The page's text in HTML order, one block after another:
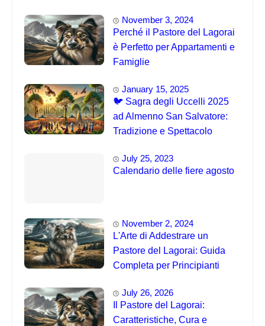
November 3, 2024
Perché il Pastore del Lagorai
è Perfetto per Appartamenti e
Famiglie
January 15, 2025
🐦 Sagra degli Uccelli 2025
ad Almenno San Salvatore:
Tradizione e Spettacolo
July 25, 2023
Calendario delle fiere agosto
November 2, 2024
L'Arte di Addestrare un
Pastore del Lagorai: Guida
Completa per Principianti
July 26, 2026
Il Pastore del Lagorai:
Caratteristiche, Cura e